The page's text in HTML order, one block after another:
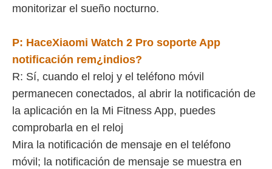
monitorizar el sueño nocturno.
P: HaceXiaomi Watch 2 Prosoporte App
notificación rem¿indios?
R: Sí, cuando el reloj y el teléfono móvil
permanecen conectados, al abrir la notificación de
la aplicación en la Mi Fitness App, puedes
comprobarla en el reloj
Mira la notificación de mensaje en el teléfono
móvil; la notificación de mensaje se muestra en